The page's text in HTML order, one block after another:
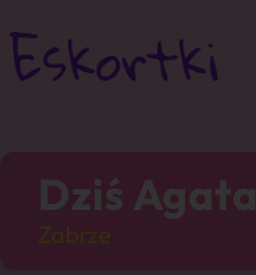
Dziś Agata